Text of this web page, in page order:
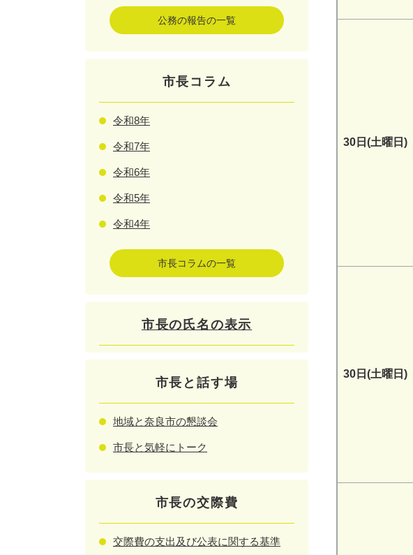
30日(土曜日)
30日(土曜日)
公務の報告の一覧
市長コラム
令和8年
令和7年
令和6年
令和5年
令和4年
市長コラムの一覧
市長の氏名の表示
市長と話す場
地域と奈良市の懇談会
市長と気軽にトーク
市長の交際費
交際費の支出及び公表に関する基準